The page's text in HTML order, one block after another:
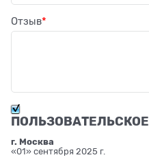
Отзыв
г. Москва
«01» сентября 2025 г.